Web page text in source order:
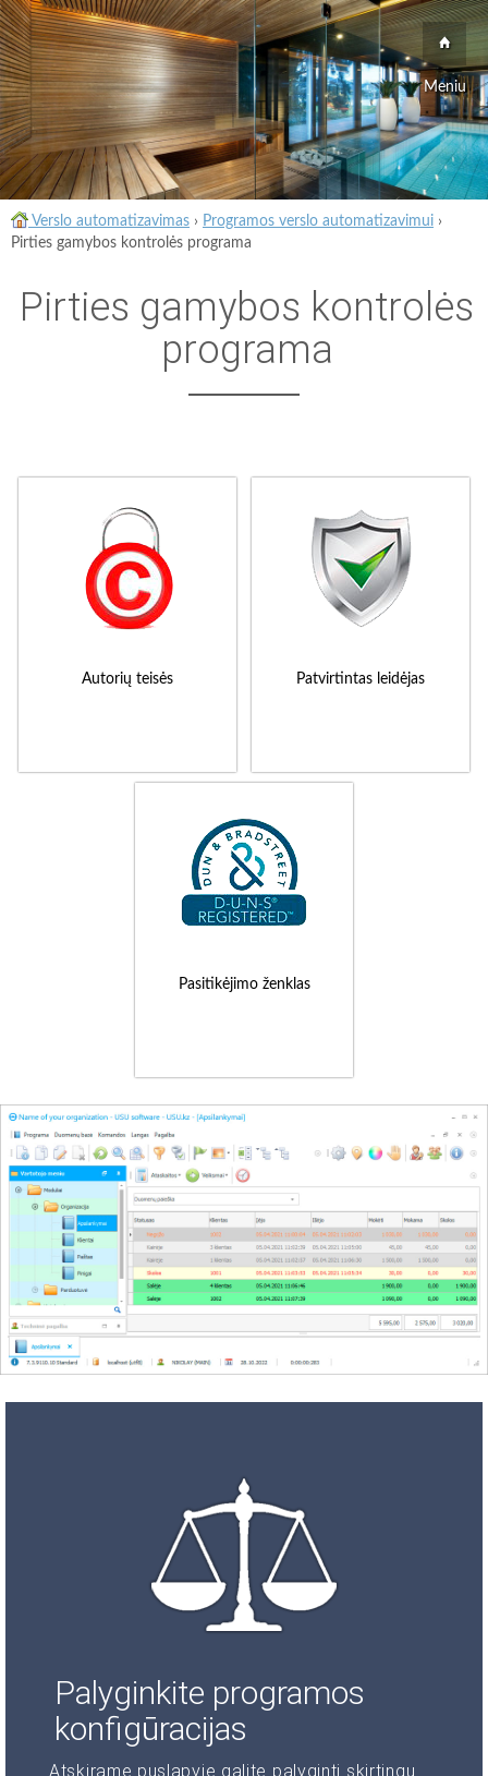
Meniu
Verslo automatizavimas › Programos verslo automatizavimui ›
Pirties gamybos kontrolės programa
Pirties gamybos kontrolės
programa
Autorių teisės Patvirtintas leidėjas
Pasitikėjimo ženklas
Palyginkite programos
konfigūracijas
Atskirame puslapyje galite palyginti skirtingų